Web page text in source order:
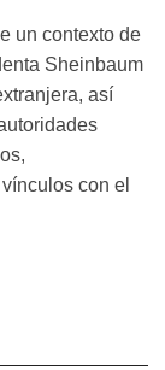
un contexto de
Sheinbaum
así
con el